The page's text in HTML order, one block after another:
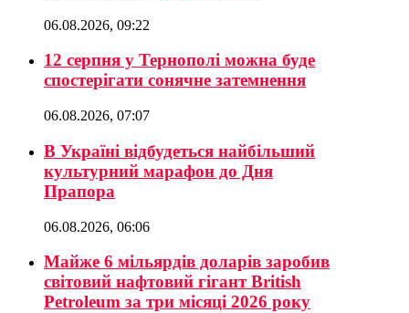
06.08.2026, 09:22
12 серпня у Тернополі можна буде
спостерігати сонячне затемнення
06.08.2026, 07:07
В Україні відбудеться найбільший
культурний марафон до Дня
Прапора
06.08.2026, 06:06
Майже 6 мільярдів доларів заробив
світовий нафтовий гігант British
Petroleum за три місяці 2026 року